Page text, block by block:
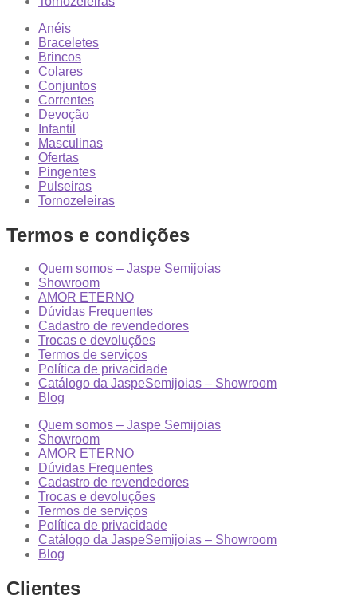
Anéis
Braceletes
Brincos
Colares
Conjuntos
Correntes
Devoção
Infantil
Masculinas
Ofertas
Pingentes
Pulseiras
Tornozeleiras
Termos e condições
Quem somos – Jaspe Semijoias
Showroom
AMOR ETERNO
Dúvidas Frequentes
Cadastro de revendedores
Trocas e devoluções
Termos de serviços
Política de privacidade
Catálogo da JaspeSemijoias – Showroom
Blog
Quem somos – Jaspe Semijoias
Showroom
AMOR ETERNO
Dúvidas Frequentes
Cadastro de revendedores
Trocas e devoluções
Termos de serviços
Política de privacidade
Catálogo da JaspeSemijoias – Showroom
Blog
Clientes